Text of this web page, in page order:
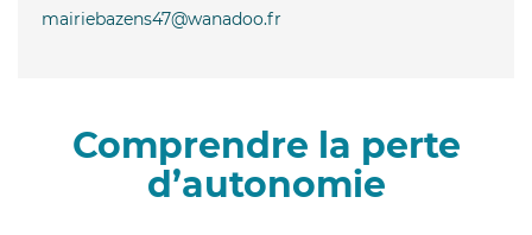
mairiebazens47@wanadoo.fr
Comprendre la perte
d’autonomie